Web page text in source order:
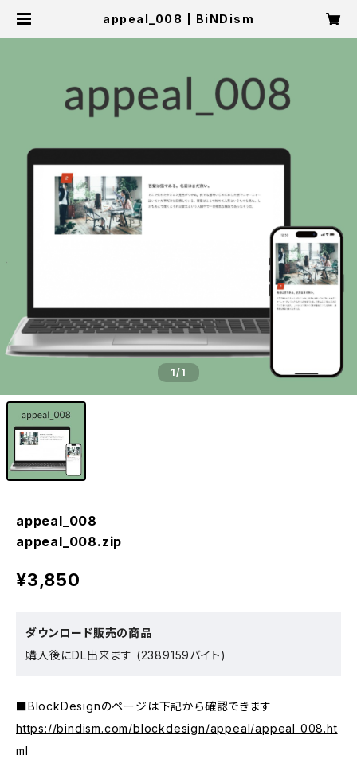
appeal_008 | BiNDism
1/1
appeal_008
appeal_008.zip
¥3,850
ダウンロード販売の商品
購入後にDL出来ます (2389159バイト)
■BlockDesignのページは下記から確認できます
https://bindism.com/blockdesign/appeal/appeal_008.ht
ml